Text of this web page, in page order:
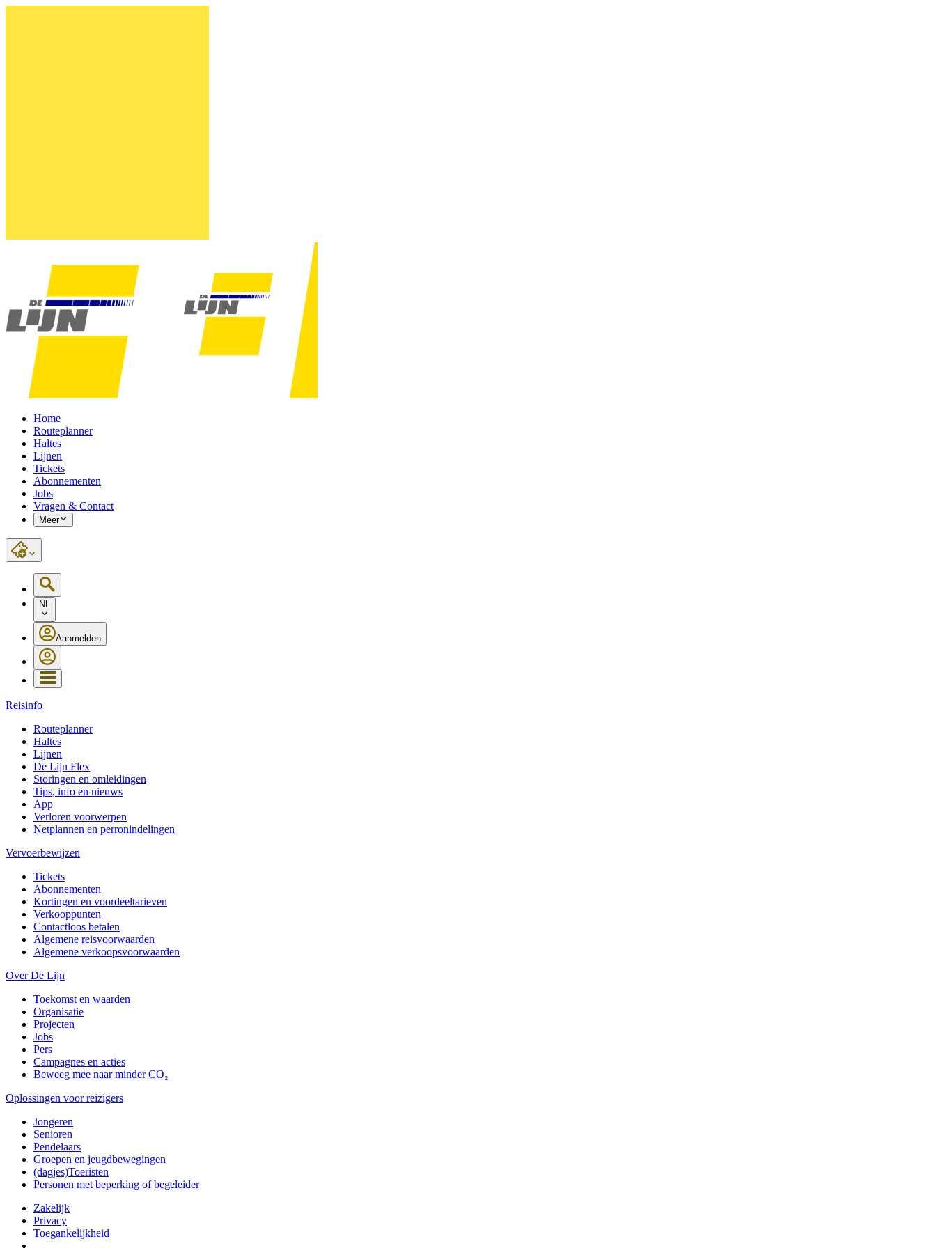
Home
Routeplanner
Haltes
Lijnen
Tickets
Abonnementen
Jobs
Vragen & Contact
Meer
NL
Aanmelden
Reisinfo
Routeplanner
Haltes
Lijnen
De Lijn Flex
Storingen en omleidingen
Tips, info en nieuws
App
Verloren voorwerpen
Netplannen en perronindelingen
Vervoerbewijzen
Tickets
Abonnementen
Kortingen en voordeeltarieven
Verkooppunten
Contactloos betalen
Algemene reisvoorwaarden
Algemene verkoopsvoorwaarden
Over De Lijn
Toekomst en waarden
Organisatie
Projecten
Jobs
Pers
Campagnes en acties
Beweeg mee naar minder CO₂
Oplossingen voor reizigers
Jongeren
Senioren
Pendelaars
Groepen en jeugdbewegingen
(dagjes)Toeristen
Personen met beperking of begeleider
Zakelijk
Privacy
Toegankelijkheid